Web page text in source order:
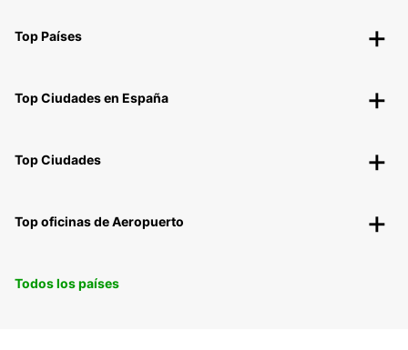
Top Países
Top Ciudades en España
Top Ciudades
Top oficinas de Aeropuerto
Todos los países